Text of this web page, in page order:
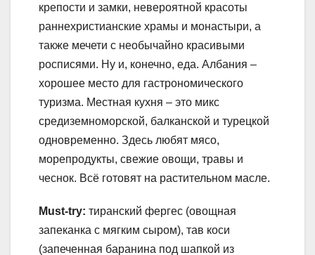
крепости и замки, невероятной красоты
раннехристианские храмы и монастыри, а
также мечети с необычайно красивыми
росписями. Ну и, конечно, еда. Албания –
хорошее место для гастрономического
туризма. Местная кухня – это микс
средиземноморской, балканской и турецкой
одновременно. Здесь любят мясо,
морепродукты, свежие овощи, травы и
чеснок. Всё готовят на растительном масле.
Must-try: тиранский фергес (овощная
запеканка с мягким сыром), тав коси
(запеченная баранина под шапкой из